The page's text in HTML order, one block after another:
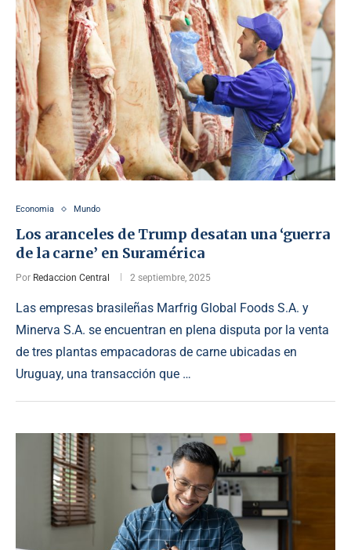
Economia Mundo
Los aranceles de Trump desatan una ‘guerra
de la carne’ en Suramérica
Por Redaccion Central 2 septiembre, 2025
Las empresas brasileñas Marfrig Global Foods S.A. y
Minerva S.A. se encuentran en plena disputa por la venta
de tres plantas empacadoras de carne ubicadas en
Uruguay, una transacción que …